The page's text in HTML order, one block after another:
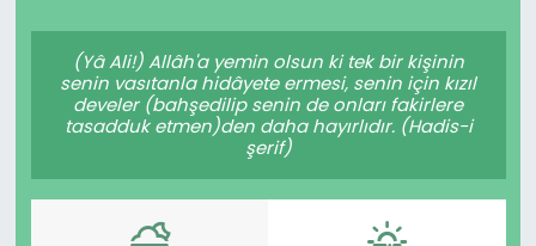
(Yâ Ali!) Allâh'a yemin olsun ki tek bir kişinin
senin vasıtanla hidâyete ermesi, senin için kızıl
develer (bahşedilip senin de onları fakirlere
tasadduk etmen)den daha hayırlıdır. (Hadis-i
şerif)
Teknoloji
Yaşam
Gizlilik Sözleşmesi